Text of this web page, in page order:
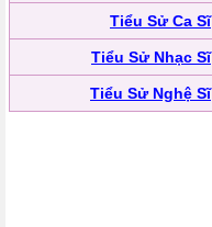
Tiểu Sử Ca Sĩ
Tiểu Sử Nhạc Sĩ
Tiểu Sử Nghệ Sĩ